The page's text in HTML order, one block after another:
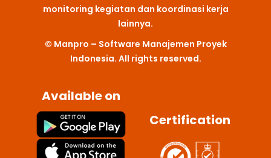
o
r
i
n
e
p
monitoring kegiatan dan koordinasi kerja
lainnya.
© Manpro – Software Manajemen Proyek
Indonesia. All rights reserved.
Available on
Certification